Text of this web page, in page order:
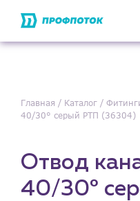
Главная Каталог
40/30° серый РТП (36304)
Отвод
40/30°